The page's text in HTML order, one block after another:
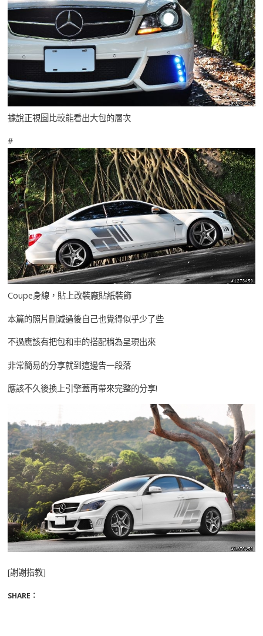
據說正視圖比較能看出大包的層次
#
Coupe身線，貼上改裝廠貼紙裝飾
本篇的照片刪減過後自己也覺得似乎少了些
不過應該有把包和車的搭配稍為呈現出來
非常簡易的分享就到這邊告一段落
應該不久後換上引擎蓋再帶來完整的分享!
[謝謝指教]
SHARE：